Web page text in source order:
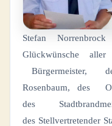
Stefan
Glückwünsche
Bürgermeister,
Rosenbaum, des
des
des Stellvertretender